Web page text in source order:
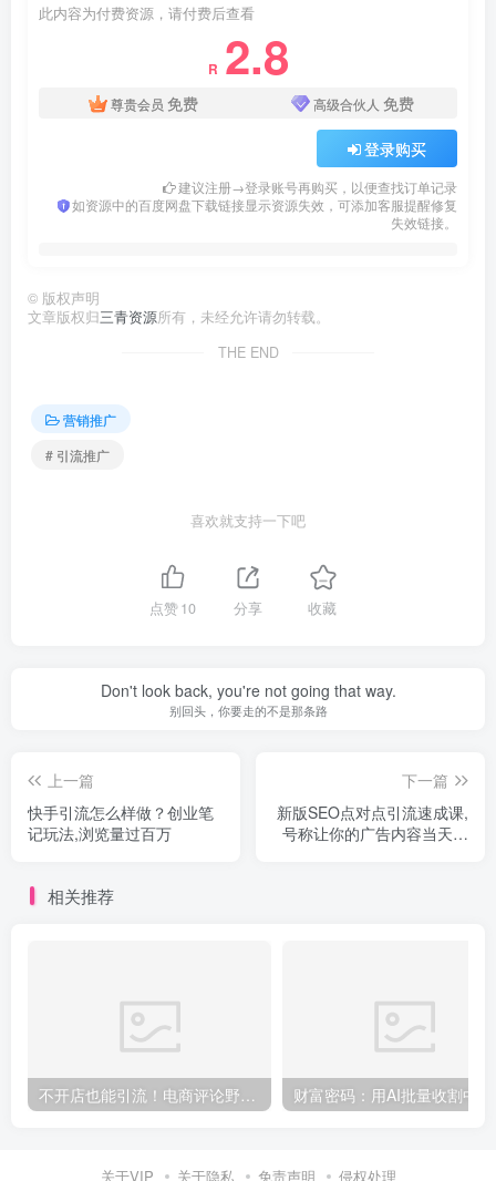
此内容为付费资源，请付费后查看
R 2.8
尊贵会员 免费 高级合伙人 免费
登录购买
建议注册→登录账号再购买，以便查找订单记录
如资源中的百度网盘下载链接显示资源失效，可添加客服提醒修复
失效链接。
© 版权声明
文章版权归三青资源所有，未经允许请勿转载。
THE END
营销推广
# 引流推广
喜欢就支持一下吧
点赞10 分享 收藏
Don't look back, you're not going that way.
别回头，你要走的不是那条路
上一篇
快手引流怎么样做？创业笔
记玩法,浏览量过百万
下一篇
新版SEO点对点引流速成课,
号称让你的广告内容当天上
相关推荐
不开店也能引流！电商评论野路子 简单粗暴 有手就能做
关于VIP 关于隐私 免责声明 侵权处理